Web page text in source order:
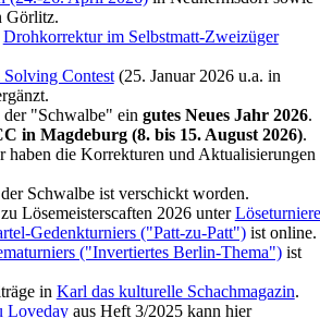
Drohkorrektur im Selbstmatt-Zweizüger
Contest(25. Januar 2026 u.a. in
"Schwalbe" ein gutes Neues Jahr 2026.
in Magdeburg (8. bis 15. August 2026).
haben die Korrekturen und Aktualisierungen
Schwalbe ist verschickt worden.
Lösemeisterscaften 2026 unterLöseturniere
Gedenkturniers ("Patt-zu-Patt")ist online.
("Invertiertes Berlin-Thema")ist
in Karl das kulturelle Schachmagazin.
Lovedayaus Heft 3/2025 kann hier